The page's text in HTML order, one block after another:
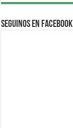
Seguinos en Facebook